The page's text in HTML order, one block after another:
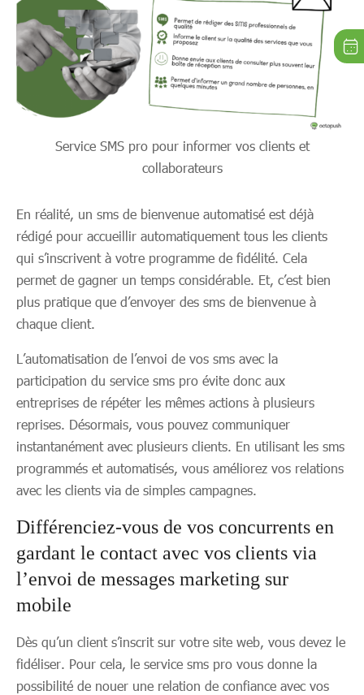
Service SMS pro pour informer vos clients et
collaborateurs
En réalité, un sms de bienvenue automatisé est déjà
rédigé pour accueillir automatiquement tous les clients
qui s’inscrivent à votre programme de fidélité. Cela
permet de gagner un temps considérable. Et, c’est bien
plus pratique que d’envoyer des sms de bienvenue à
chaque client.
L’automatisation de l’envoi de vos sms avec la
participation du service sms pro évite donc aux
entreprises de répéter les mêmes actions à plusieurs
reprises. Désormais, vous pouvez communiquer
instantanément avec plusieurs clients. En utilisant les sms
programmés et automatisés, vous améliorez vos relations
avec les clients via de simples campagnes.
Différenciez-vous de vos concurrents en
gardant le contact avec vos clients via
l’envoi de messages marketing sur
mobile
Dès qu’un client s’inscrit sur votre site web, vous devez le
fidéliser. Pour cela, le service sms pro vous donne la
possibilité de nouer une relation de confiance avec vos